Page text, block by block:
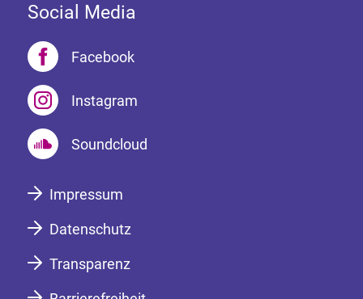
Social Media
Facebook
Instagram
Soundcloud
Impressum
Datenschutz
Transparenz